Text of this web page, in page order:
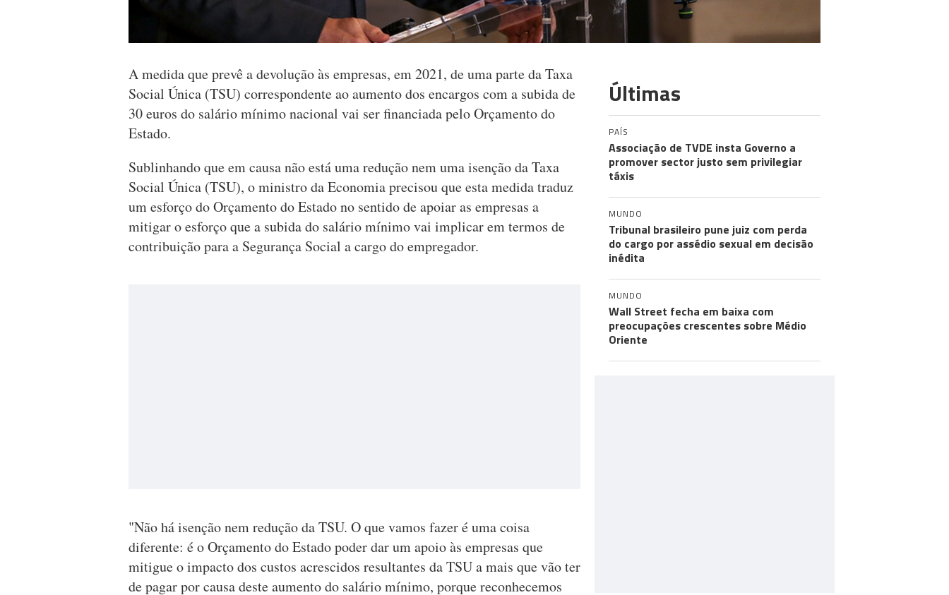
A medida que prevê a devolução às empresas, em 2021, de uma parte da Taxa
Social Única (TSU) correspondente ao aumento dos encargos com a subida de
30 euros do salário mínimo nacional vai ser financiada pelo Orçamento do
Estado.
Sublinhando que em causa não está uma redução nem uma isenção da Taxa
Social Única (TSU), o ministro da Economia precisou que esta medida traduz
um esforço do Orçamento do Estado no sentido de apoiar as empresas a
mitigar o esforço que a subida do salário mínimo vai implicar em termos de
contribuição para a Segurança Social a cargo do empregador.
"Não há isenção nem redução da TSU. O que vamos fazer é uma coisa
diferente: é o Orçamento do Estado poder dar um apoio às empresas que
mitigue o impacto dos custos acrescidos resultantes da TSU a mais que vão ter
de pagar por causa deste aumento do salário mínimo, porque reconhecemos
Últimas
PAÍS
Associação de TVDE insta Governo a
promover sector justo sem privilegiar
táxis
MUNDO
Tribunal brasileiro pune juiz com perda
do cargo por assédio sexual em decisão
inédita
MUNDO
Wall Street fecha em baixa com
preocupações crescentes sobre Médio
Oriente